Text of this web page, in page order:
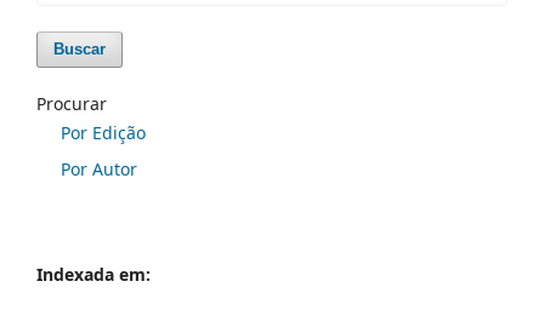
Buscar
Procurar
Por Edição
Por Autor
Indexada em: